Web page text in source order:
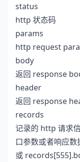
status
http 状态码
params
http request
body
返回 response
header
返回 response
records
记录的 http 请求
口参数或者响应
或